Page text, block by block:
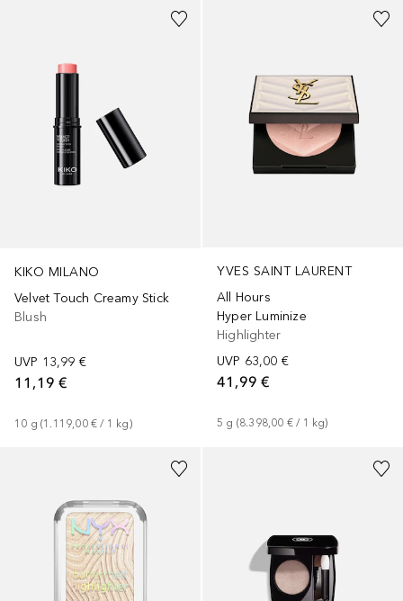
KIKO MILANO
Velvet Touch Creamy Stick
Blush
UVP 13,99 €
11,19 €
10 g (1.119,00 € / 1 kg)
YVES SAINT LAURENT
All Hours
Hyper Luminize
Highlighter
UVP 63,00 €
41,99 €
5 g (8.398,00 € / 1 kg)
+9